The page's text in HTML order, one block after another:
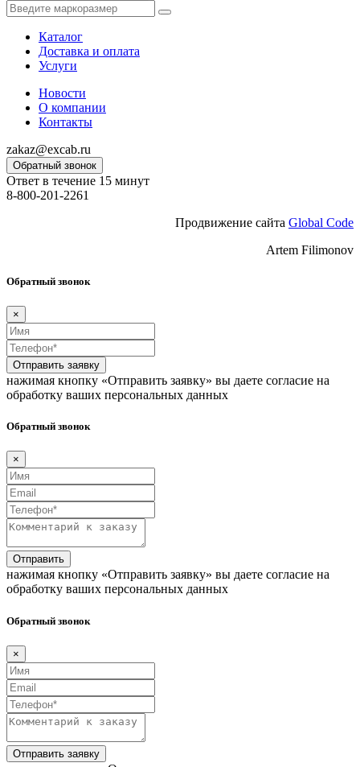
Каталог
Доставка и оплата
Услуги
Новости
О компании
Контакты
zakaz@excab.ru
Обратный звонок
Ответ в течение 15 минут
8-800-201-2261
Продвижение сайта Global Code
Artem Filimonov
Обратный звонок
×
Отправить заявку
нажимая кнопку «Отправить заявку» вы даете согласие на
обработку ваших персональных данных
Обратный звонок
×
Отправить
нажимая кнопку «Отправить заявку» вы даете согласие на
обработку ваших персональных данных
Обратный звонок
×
Отправить заявку